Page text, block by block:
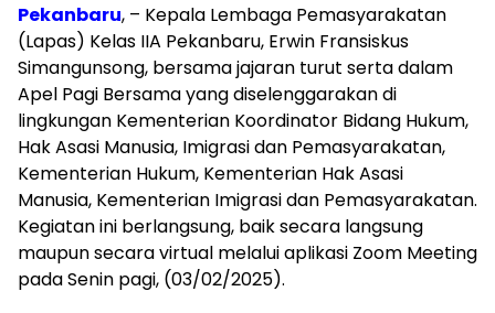
Pekanbaru, – Kepala Lembaga Pemasyarakatan
(Lapas) Kelas IIA Pekanbaru, Erwin Fransiskus
Simangunsong, bersama jajaran turut serta dalam
Apel Pagi Bersama yang diselenggarakan di
lingkungan Kementerian Koordinator Bidang Hukum,
Hak Asasi Manusia, Imigrasi dan Pemasyarakatan,
Kementerian Hukum, Kementerian Hak Asasi
Manusia, Kementerian Imigrasi dan Pemasyarakatan.
Kegiatan ini berlangsung, baik secara langsung
maupun secara virtual melalui aplikasi Zoom Meeting
pada Senin pagi, (03/02/2025).